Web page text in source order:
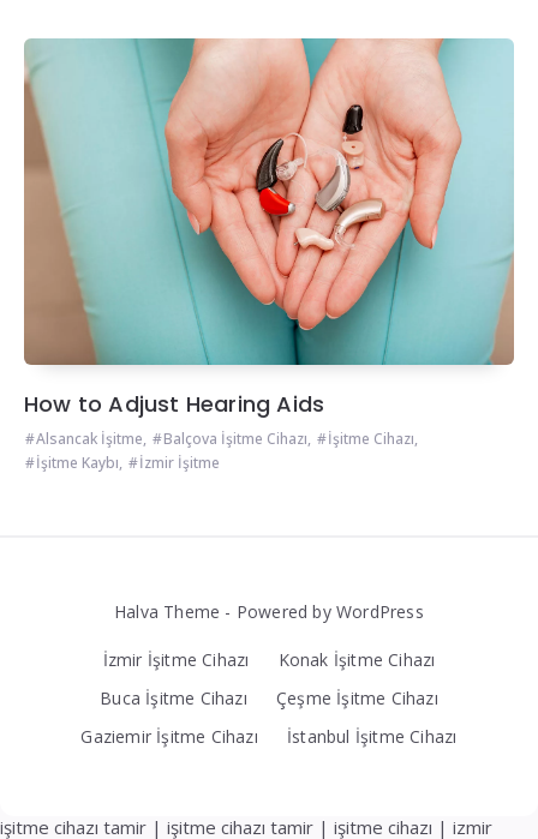
How to Adjust Hearing Aids
Alsancak İşitme, Balçova İşitme Cihazı, İşitme Cihazı,
İşitme Kaybı, İzmir İşitme
Halva Theme - Powered by WordPress
İzmir İşitme Cihazı
Konak İşitme Cihazı
Buca İşitme Cihazı
Çeşme İşitme Cihazı
Gaziemir İşitme Cihazı
İstanbul İşitme Cihazı
işitme cihazı tamir | işitme cihazı tamir | işitme cihazı | izmir